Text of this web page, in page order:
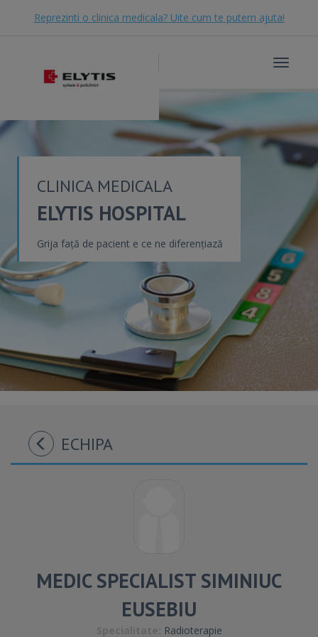
Reprezinti o clinica medicala? Uite cum te putem ajuta!
Toggle
CLINICA MEDICALA
ELYTIS HOSPITAL
Grija față de pacient e ce ne diferențiază
ECHIPA
MEDIC SPECIALIST SIMINIUC
EUSEBIU
Radioterapie